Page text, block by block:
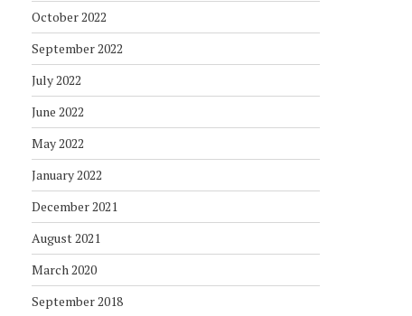
October 2022
September 2022
July 2022
June 2022
May 2022
January 2022
December 2021
August 2021
March 2020
September 2018